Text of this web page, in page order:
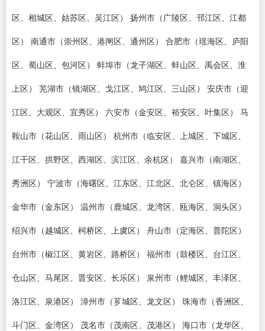
区、相城区、姑苏区、吴江区） 扬州市（广陵区、邗江区、江都
区） 南通市（崇州区、港闸区、通州区） 合肥市（瑶海区、庐阳
区、蜀山区、包河区） 蚌埠市（龙子湖区、蚌山区、禹会区、淮
上区） 芜湖市（镜湖区、戈江区、鸠江区、三山区） 安庆市（迎
江区、大观区、宜秀区） 六安市（金安区、裕安区、叶集区） 马
鞍山市（花山区、雨山区） 杭州市（临安区、上城区、下城区、
江干区、拱野区、西湖区、滨江区、余杭区） 嘉兴市（南湖区、
秀洲区） 宁波市（海曙区、江东区、江北区、北仑区、镇海区）
金华市（金东区） 温州市（鹿城区、龙湾区、瓯海区、洞头区）
绍兴市（越城区、柯桥区、上虞区） 舟山市（定海区、普陀区）
台州市（椒江区、黄岩区、路桥区） 福州市（鼓楼区、台江区、
仓山区、马尾区、晋安区、长乐区） 泉州市（鲤城区、丰泽区、
洛江区、泉港区） 漳州市（芗城区、龙文区） 珠海市（香洲区、
斗门区、金湾区） 茂名市（茂南区、茂港区） 海口市（龙华区、